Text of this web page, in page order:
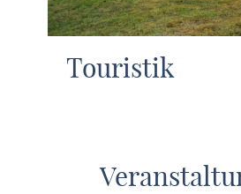
Touristik